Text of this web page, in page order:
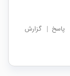
پاسخ | گزارش